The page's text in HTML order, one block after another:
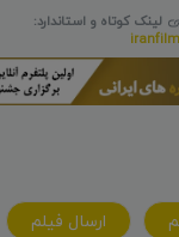
لینک کوتاه و استاندارد:
ارسال فيلم